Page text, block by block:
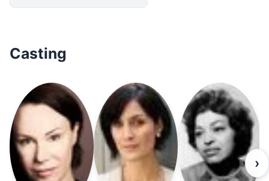
Casting
›